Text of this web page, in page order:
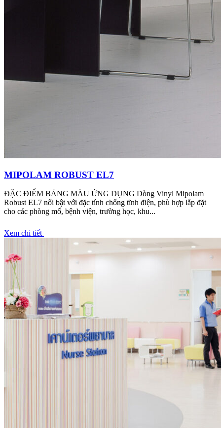
MIPOLAM ROBUST EL7
ĐẶC ĐIỂM BẢNG MÀU ỨNG DỤNG Dòng Vinyl Mipolam
Robust EL7 nổi bật với đặc tính chống tĩnh điện, phù hợp lắp đặt
cho các phòng mổ, bệnh viện, trường học, khu...
Xem chi tiết